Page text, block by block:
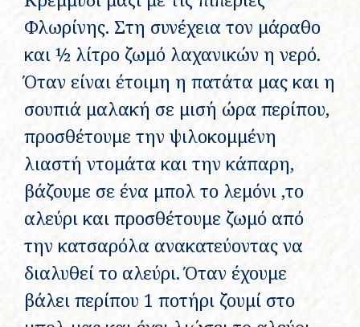
Φλωρίνης. Στη συνέχεια τον μάραθο
και ½ λίτρο ζωμό λαχανικών η νερό.
Όταν είναι έτοιμη η πατάτα μας και η
σουπιά μαλακή σε μισή ώρα περίπου,
προσθέτουμε την ψιλοκομμένη
λιαστή ντομάτα και την κάπαρη,
βάζουμε σε ένα μπολ το λεμόνι ,το
αλεύρι και προσθέτουμε ζωμό από
την κατσαρόλα ανακατεύοντας να
διαλυθεί το αλεύρι. Όταν έχουμε
βάλει περίπου 1 ποτήρι ζουμί στο